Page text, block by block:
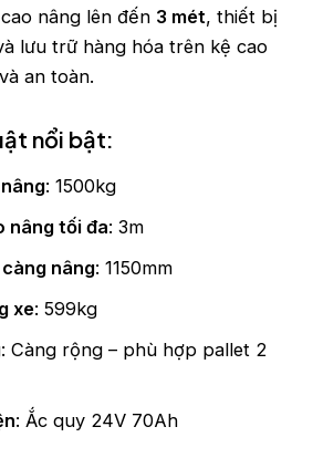
nâng lên đến 3 mét, thiết bị
lưu trữ hàng hóa trên kệ cao
an toàn.
nổi bật:
: 1500kg
nâng tối đa: 3m
nâng: 1150mm
xe: 599kg
: Càng rộng – phù hợp pallet 2
: Ắc quy 24V 70Ah